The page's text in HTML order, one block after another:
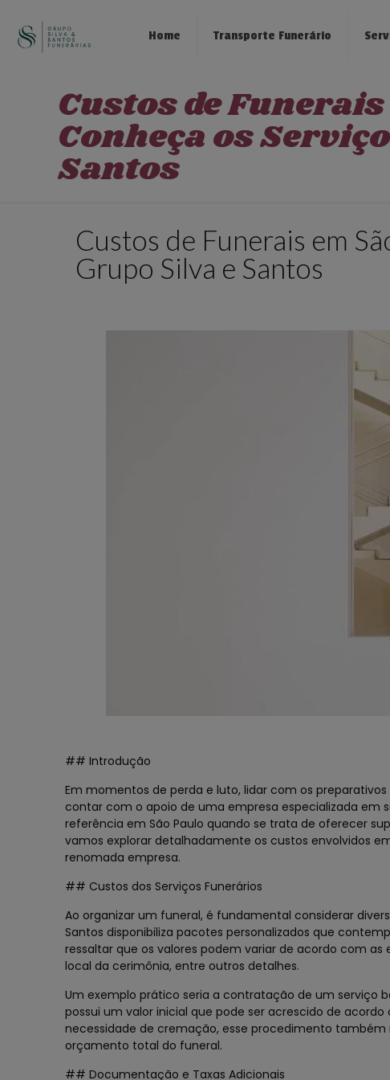
Home Transporte Funerário
Custos de
Conheça os
Santos
Custos de Funerais em
Grupo Silva e Santos
## Introdução
Em momentos de perda e luto, lidar com os
contar com o apoio de uma empresa especializada em
referência em São Paulo quando se trata de oferecer
vamos explorar detalhadamente os custos envolvidos
renomada empresa.
## Custos dos Serviços Funerários
Ao organizar um funeral, é fundamental considerar
Santos disponibiliza pacotes personalizados que
ressaltar que os valores podem variar de acordo com
local da cerimônia, entre outros detalhes.
Um exemplo prático seria a contratação de um serviço
possui um valor inicial que pode ser acrescido de
necessidade de cremação, esse procedimento
orçamento total do funeral.
## Documentação e Taxas Adicionais